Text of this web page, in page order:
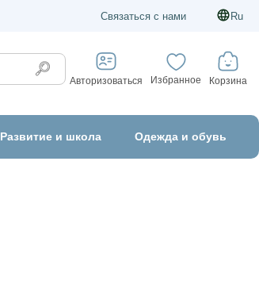
Связаться с нами Ru
Авторизоваться Избранное Корзина
Развитие и школа Одежда и обувь